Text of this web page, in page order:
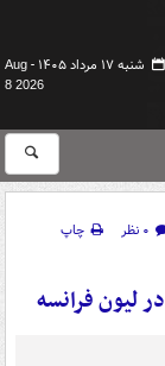
شنبه ۱۷ مرداد ۱۴۰۵ -
Aug
8 2026
۰ نظر
چاپ
لیون فرانسه